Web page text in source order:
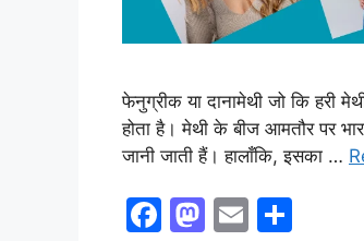
फेनुग्रीक या दानामेथी जो कि हरी
होता है। मेथी के बीज आमतौर पर
जानी जाती हैं। हालाँकि, इसका …
F
M E